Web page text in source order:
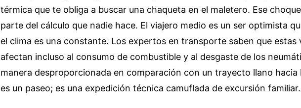
térmica que te obliga a buscar una chaqueta en el maletero. Ese
parte del cálculo que nadie hace. El viajero medio es un ser optimista
el clima es una constante. Los expertos en transporte saben que estas
afectan incluso al consumo de combustible y al desgaste de los
manera desproporcionada en comparación con un trayecto llano hacia
es un paseo; es una expedición técnica camuflada de excursión familiar.